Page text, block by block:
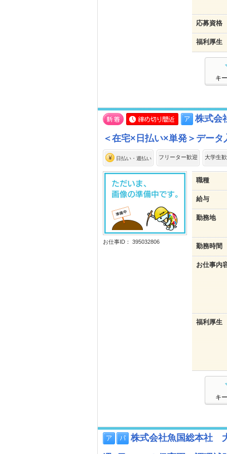
応募資格
福利厚生
キ
株式会
＜在宅×日払い×単発＞デー
日払い・週払い フリーター歓迎 大学生
お仕事ID： 395032806
職種
給与
勤務地
勤務時間
お仕事内
福利厚生
キ
株式会社魚国総本社